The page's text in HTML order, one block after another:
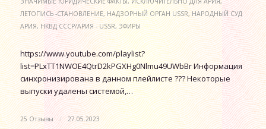
ЛЕТОПИСЬ -СТАНОВЛЕНИЕ,НАДЗОРНЫЙ ОРГАН USSR,НАРОДНЫЙ СУД
АРИЯ,НКВД СССР/АРИЯ - USSR,ЭФИРЫ
https://www.youtube.com/playlist?
list=PLxTT1NWOE4QtrD2kPGXHg0Nlmu49UWbBr Информация
синхронизирована в данном плейлисте ??? Некоторые
выпуски удалены системой,…
25 Отзывы / 27.05.2023